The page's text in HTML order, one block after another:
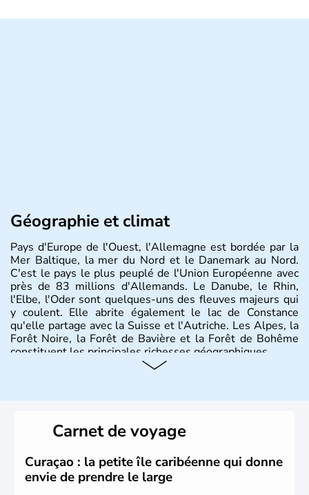
Géographie et climat
Pays d'Europe de l'Ouest, l'Allemagne est bordée par la
Mer Baltique, la mer du Nord et le Danemark au Nord.
C'est le pays le plus peuplé de l'Union Européenne avec
près de 83 millions d'Allemands. Le Danube, le Rhin,
l'Elbe, l'Oder sont quelques-uns des fleuves majeurs qui
y coulent. Elle abrite également le lac de Constance
qu'elle partage avec la Suisse et l'Autriche. Les Alpes, la
Forêt Noire, la Forêt de Bavière et la Forêt de Bohême
constituent les principales richesses géographiques.
lesquelles bénéficient d'une grande autonomie. Le pays
peut se targuer de grands noms qu'il a vu naître dans tous
les domaines, des arts à la politique en passant par la
philosophie. Hertz, Gutenberg, Heidegger, Thomas Mann,
Herman Hesse ou bien Hegel en font partie.
Carnet de voyage
Curaçao : la petite île caribéenne qui donne
envie de prendre le large